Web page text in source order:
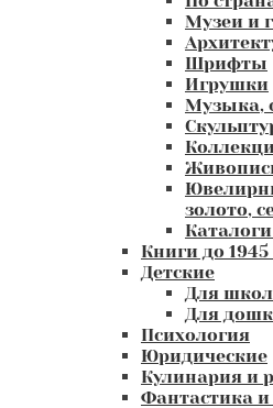
Музеи и
Шрифты
Игрушки
Музыка,
золото,
Книги до 1945
Детские
Для
Для
Психология
Юридические
Кулинария и
Фантастика